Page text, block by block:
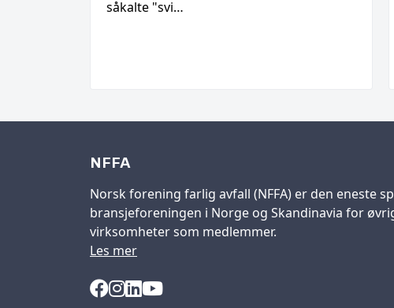
såkalte "svi…
NFFA
Norsk forening farlig avfall (NFFA) er den eneste
bransjeforeningen i Norge og Skandinavia for
virksomheter som medlemmer.
Les mer